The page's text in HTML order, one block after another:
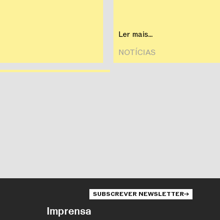
Ler mais...
NOTÍCIAS‎
SUBSCREVER NEWSLETTER
Imprensa